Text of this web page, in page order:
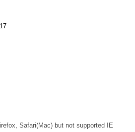
Safari(Mac) but not supported IE